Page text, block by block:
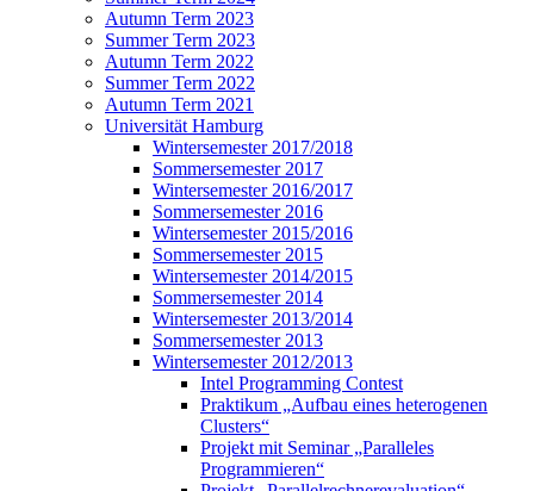
Autumn Term 2023
Summer Term 2023
Autumn Term 2022
Summer Term 2022
Autumn Term 2021
Universität Hamburg
Wintersemester 2017/2018
Sommersemester 2017
Wintersemester 2016/2017
Sommersemester 2016
Wintersemester 2015/2016
Sommersemester 2015
Wintersemester 2014/2015
Sommersemester 2014
Wintersemester 2013/2014
Sommersemester 2013
Wintersemester 2012/2013
Intel Programming Contest
Praktikum „Aufbau eines heterogenen
Clusters“
Projekt mit Seminar „Paralleles
Programmieren“